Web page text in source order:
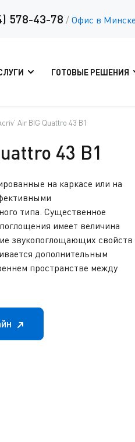
578-43-78 / Офис в Минске
ГОТОВЫЕ РЕШЕНИЯ
Air BIG Quattro 43 В1
43 В1
на каркасе или на
типа. Существенное
имеет величина
звукопоглощающих свойств
дополнительным
пространстве между